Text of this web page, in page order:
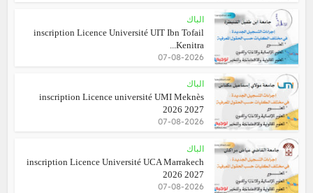
الباك
inscription Licence Université UIT Ibn Tofail
Kenitra...
07-08-2026
الباك
inscription Licence université UMI Meknès
2026 2027
07-08-2026
الباك
inscription Licence Université UCA Marrakech
2026 2027
07-08-2026